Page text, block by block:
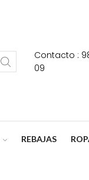
Contacto :
09
REBAJAS